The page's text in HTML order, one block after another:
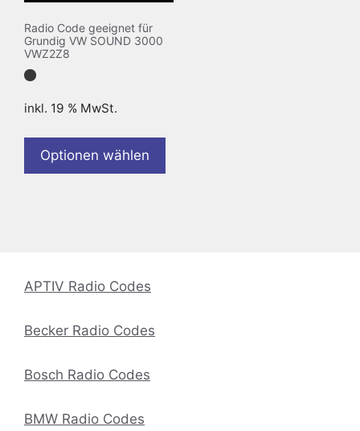
Radio Code geeignet für
Grundig VW SOUND 3000
VWZ2Z8
inkl. 19 % MwSt.
Optionen wählen
APTIV Radio Codes
Becker Radio Codes
Bosch Radio Codes
BMW Radio Codes